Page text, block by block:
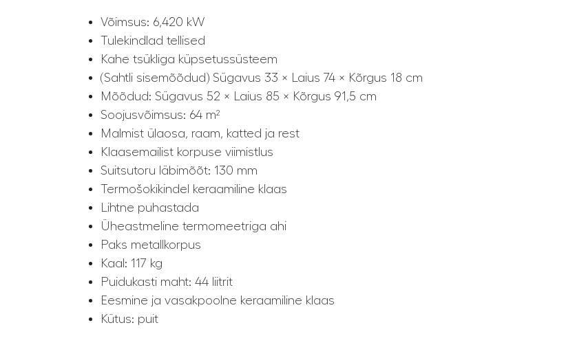
Võimsus: 6,420 kW
Tulekindlad tellised
Kahe tsükliga küpsetussüsteem
(Sahtli sisemõõdud) Sügavus 33 × Laius 74 × Kõrgus 18 cm
Mõõdud: Sügavus 52 × Laius 85 × Kõrgus 91,5 cm
Soojusvõimsus: 64 m²
Malmist ülaosa, raam, katted ja rest
Klaasemailist korpuse viimistlus
Suitsutoru läbimõõt: 130 mm
Termošokikindel keraamiline klaas
Lihtne puhastada
Üheastmeline termomeetriga ahi
Paks metallkorpus
Kaal: 117 kg
Puidukasti maht: 44 liitrit
Eesmine ja vasakpoolne keraamiline klaas
Kütus: puit